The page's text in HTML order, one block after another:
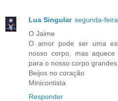
Lua Singular segunda-
O Jaime
O amor pode ser uma
nosso corpo, mas
para o nosso corpo grandes
Beijos no coração
Minicontista
Responder